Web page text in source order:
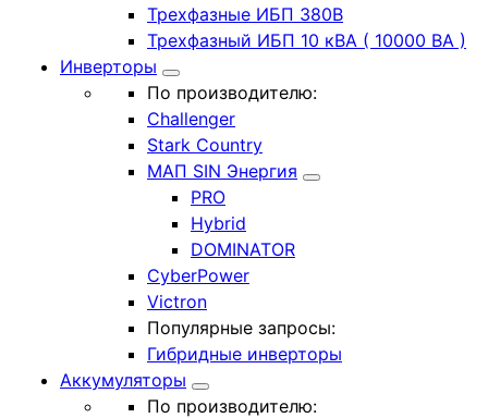
Трехфазные ИБП 380В
Трехфазный ИБП 10 кВА ( 10000 ВА )
Инверторы
По производителю:
Challenger
Stark Country
МАП SIN Энергия
PRO
Hybrid
DOMINATOR
CyberPower
Victron
Популярные запросы:
Гибридные инверторы
Аккумуляторы
По производителю: